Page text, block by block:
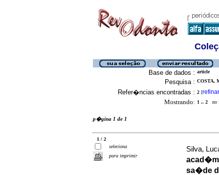
Base de dados : article
Pesquisa : COSTA,
Refer�ncias encontradas : 2 [refinar
Mostrando: 1 .. 2 no
p�gina 1 de 1
1 / 2
seleciona
para imprimir
Silva,
sa�de